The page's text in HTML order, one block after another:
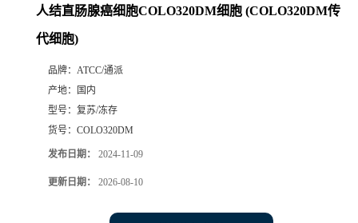
人结直肠腺癌细胞COLO320DM细胞 (COLO320DM传
代细胞)
品牌： ATCC/通派
产地：
国内
型号： 复苏/冻存
货号： COLO320DM
发布日期： 2024-11-09
更新日期： 2026-08-10